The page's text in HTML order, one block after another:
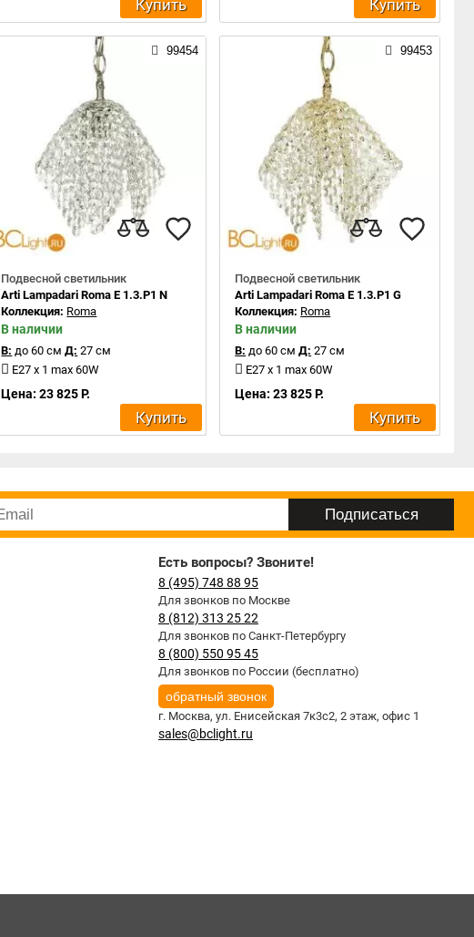
Купить Купить
99454
Подвесной светильник
Arti Lampadari Roma E 1.3.P1 N
Коллекция: Roma
В наличии
В: до 60 см Д: 27 см
E27 x 1 max 60W
Цена: 23 825 Р.
Купить
99453
Подвесной светильник
Arti Lampadari Roma E 1.3.P1 G
Коллекция: Roma
В наличии
В: до 60 см Д: 27 см
E27 x 1 max 60W
Цена: 23 825 Р.
Купить
Есть вопросы? Звоните!
8 (495) 748 88 95
Для звонков по Москве
8 (812) 313 25 22
Для звонков по Санкт-Петербургу
8 (800) 550 95 45
Для звонков по России (бесплатно)
обратный звонок
г. Москва, ул. Енисейская 7к3с2, 2 этаж, офис 1
sales@bclight.ru